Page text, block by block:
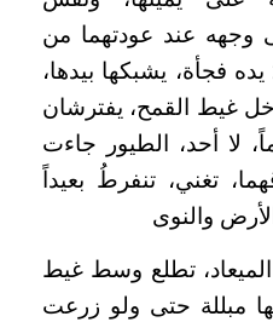
وجهه عند عودتهما من
فجأة، يشبكها بيدها،
غيط القمح، يفترشان
لا أحد، الطيور جاءت
تغني، تنفرطُ بعيداً
والنوى
تطلع وسط غيط
مبللة حتى ولو زرعت